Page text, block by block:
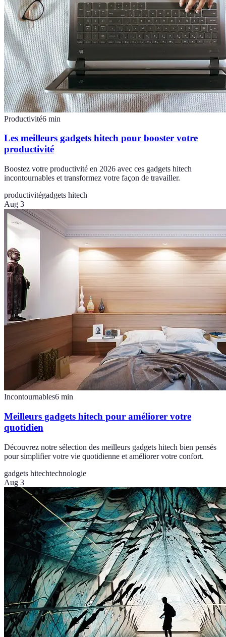
Productivité6 min
Les meilleurs gadgets hitech pour booster votre
productivité
Boostez votre productivité en 2026 avec ces gadgets hitech
incontournables et transformez votre façon de travailler.
productivitégadgets hitech
Aug 3
Incontournables6 min
Meilleurs gadgets hitech pour améliorer votre
quotidien
Découvrez notre sélection des meilleurs gadgets hitech bien pensés
pour simplifier votre vie quotidienne et améliorer votre confort.
gadgets hitechtechnologie
Aug 3